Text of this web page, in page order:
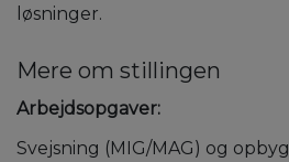
løsninger.
Mere om stillingen
Arbejdsopgaver:
Svejsning (MIG/MAG) og